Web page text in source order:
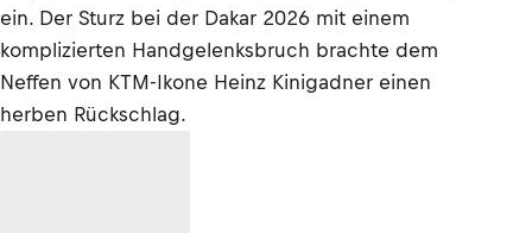
ein. Der Sturz bei der Dakar 2026 mit einem
komplizierten Handgelenksbruch brachte dem
Neffen von KTM-Ikone Heinz Kinigadner einen
herben Rückschlag.